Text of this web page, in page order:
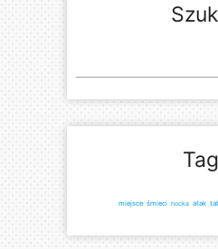
miejsce śmieci nocka atak